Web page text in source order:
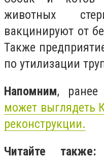
животных
вакцинируют от
Также
по утилизации
Напомним,
может выглядеть
реконструкции.
Читайте также: